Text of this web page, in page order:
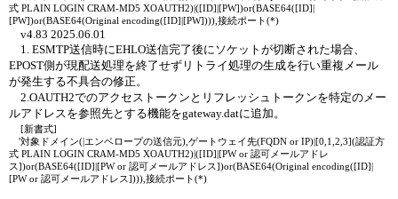
式 PLAIN LOGIN CRAM-MD5 XOAUTH2)|([ID]|[PW])or(BASE64([ID]|
[PW])or(BASE64(Original encoding([ID]|[PW]))),接続ポート(*)
v4.83 2025.06.01
1. ESMTP送信時にEHLO送信完了後にソケットが切断された場合、
EPOST側が現配送処理を終了せずリトライ処理の生成を行い重複メール
が発生する不具合の修正。
2.OAUTH2でのアクセストークンとリフレッシュトークンを特定のメー
ルアドレスを参照先とする機能をgateway.datに追加。
[新書式]
'対象ドメイン(|エンベロープの送信元),ゲートウェイ先(FQDN or IP)|[0,1,2,3](認証方
式 PLAIN LOGIN CRAM-MD5 XOAUTH2)|([ID]|[PW or 認可メールアドレ
ス])or(BASE64([ID]|[PW or 認可メールアドレス])or(BASE64(Original encoding([ID]|
[PW or 認可メールアドレス]))),接続ポート(*)